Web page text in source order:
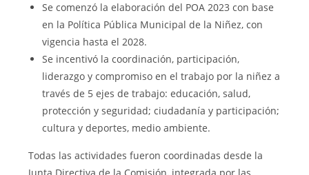
Se comenzó la elaboración del POA 2023 con base
en la Política Pública Municipal de la Niñez, con
vigencia hasta el 2028.
Se incentivó la coordinación, participación,
liderazgo y compromiso en el trabajo por la niñez a
través de 5 ejes de trabajo: educación, salud,
protección y seguridad; ciudadanía y participación;
cultura y deportes, medio ambiente.
Todas las actividades fueron coordinadas desde la